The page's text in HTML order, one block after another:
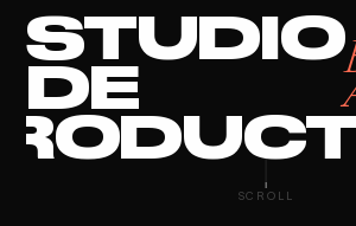
STUDIO
STUDIO
DE
SCROLL